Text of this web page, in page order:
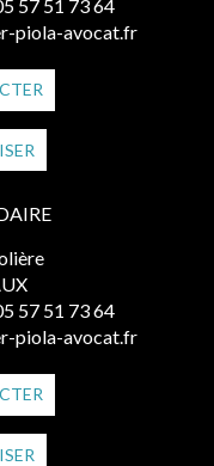
57 51 73 64
piola-avocat.fr
57 51 73 64
piola-avocat.fr